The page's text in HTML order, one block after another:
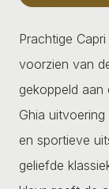
Prachtige
voorzien van
gekoppeld
Ghia
en sportieve
geliefde